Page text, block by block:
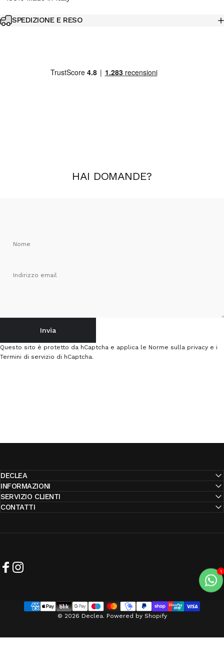
SPEDIZIONE E RESO
HAI DOMANDE?
Nome
Indirizzo email
MessaggioInvia
Questo sito è protetto da hCaptcha e applica le Norme sulla privacy e i
Termini di servizio di hCaptcha.
DECLEA
INFORMAZIONI
SERVIZIO CLIENTI
CONTATTI
© 2026 Declea. Powered by Shopify